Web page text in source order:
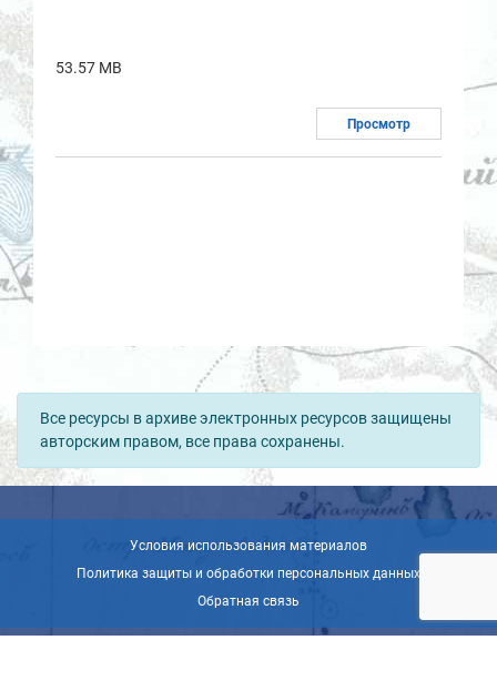
53.57 MB
Просмотр
Все ресурсы в архиве электронных ресурсов защищены
авторским правом, все права сохранены.
Условия использования материалов
Политика защиты и обработки персональных данных
Обратная связь